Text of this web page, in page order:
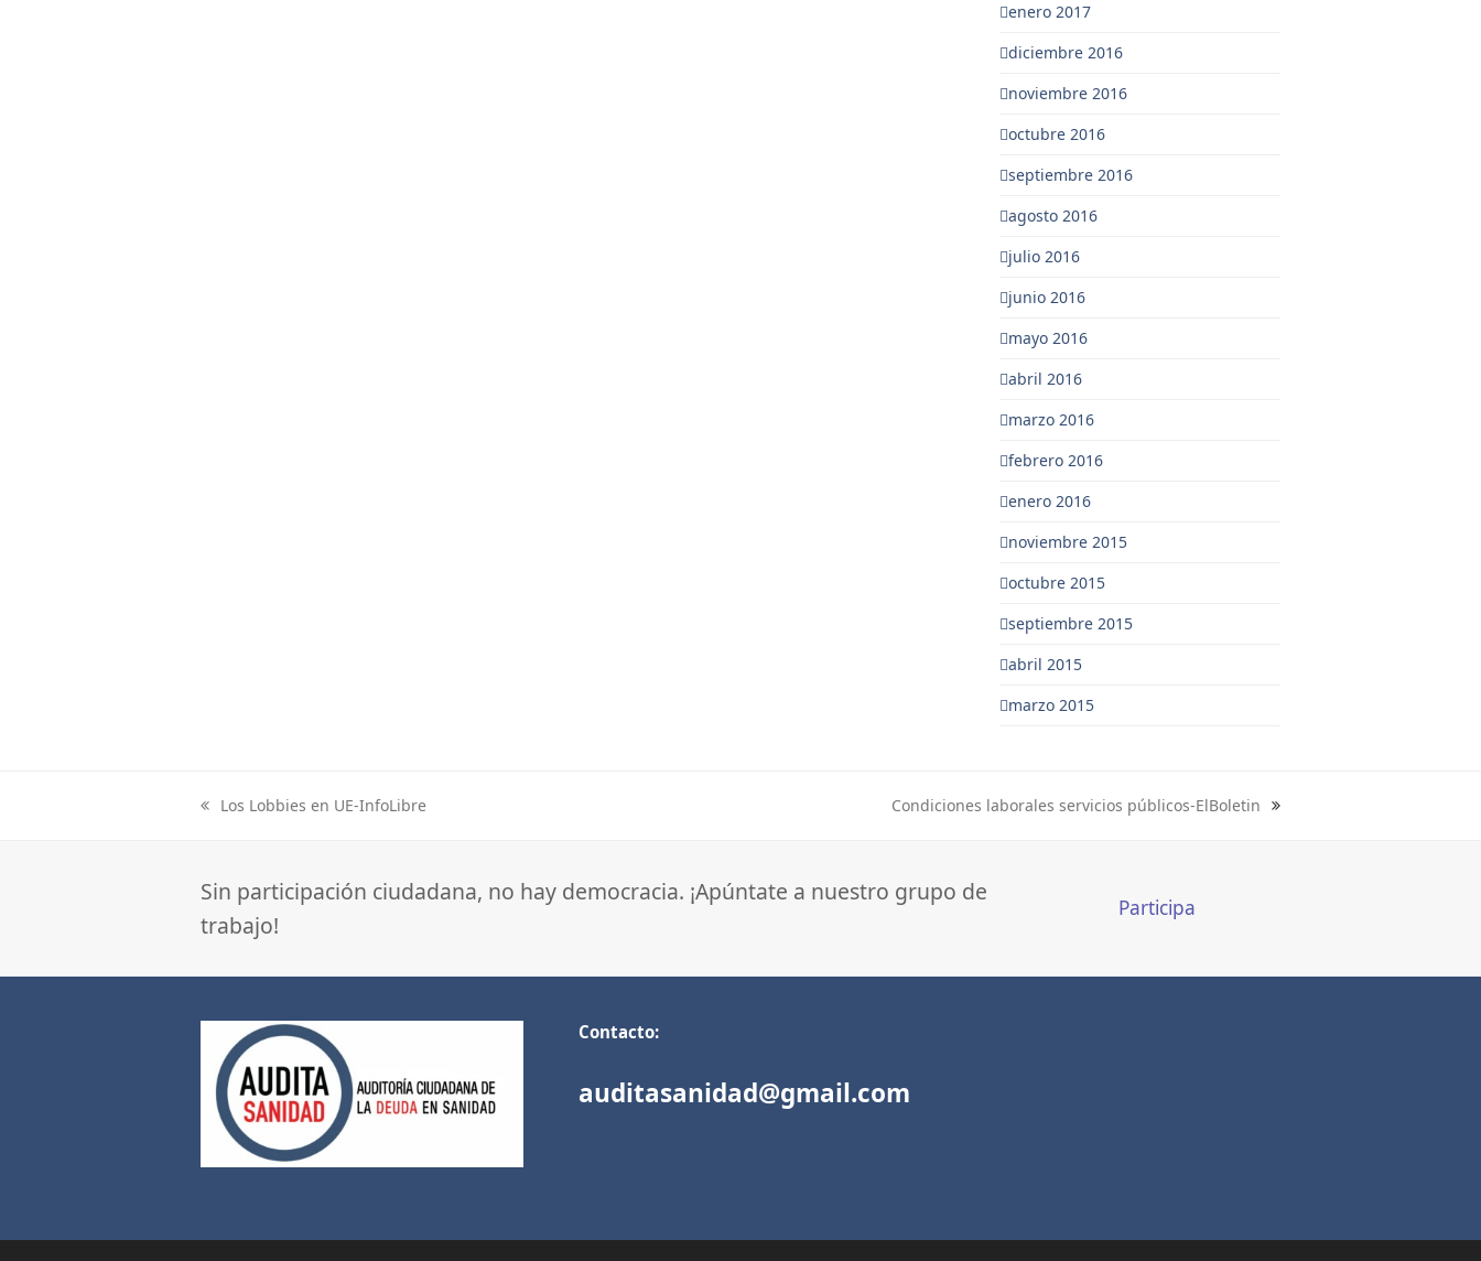
enero 2017
diciembre 2016
noviembre 2016
octubre 2016
septiembre 2016
agosto 2016
julio 2016
junio 2016
mayo 2016
abril 2016
marzo 2016
febrero 2016
enero 2016
noviembre 2015
octubre 2015
septiembre 2015
abril 2015
marzo 2015
previous
Los Lobbies en UE-InfoLibre
Condiciones laborales servicios públicos-ElBoletin
Sin participación ciudadana, no hay democracia. ¡Apúntate a nuestro grupo de
trabajo!
Participa
Contacto:
auditasanidad@gmail.com